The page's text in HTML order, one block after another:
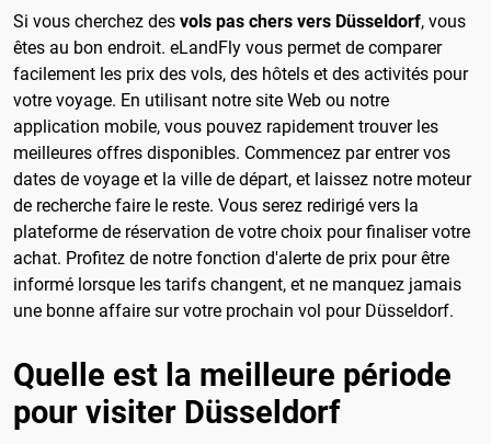
Si vous cherchez des vols pas chers vers Düsseldorf, vous
êtes au bon endroit. eLandFly vous permet de comparer
facilement les prix des vols, des hôtels et des activités pour
votre voyage. En utilisant notre site Web ou notre
application mobile, vous pouvez rapidement trouver les
meilleures offres disponibles. Commencez par entrer vos
dates de voyage et la ville de départ, et laissez notre moteur
de recherche faire le reste. Vous serez redirigé vers la
plateforme de réservation de votre choix pour finaliser votre
achat. Profitez de notre fonction d'alerte de prix pour être
informé lorsque les tarifs changent, et ne manquez jamais
une bonne affaire sur votre prochain vol pour Düsseldorf.
Quelle est la meilleure période
pour visiter Düsseldorf